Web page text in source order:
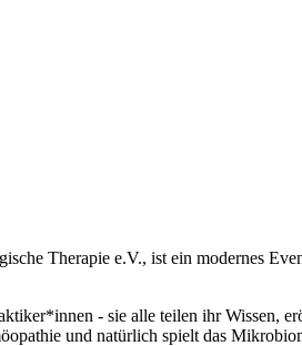
Therapie e.V., ist ein modernes
- sie alle teilen ihr Wissen,
und natürlich spielt das